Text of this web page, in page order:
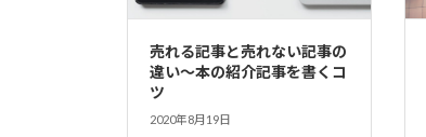
売れる記事と売れない記事の
違い～本の紹介記事を書くコ
ツ
2020年8月19日